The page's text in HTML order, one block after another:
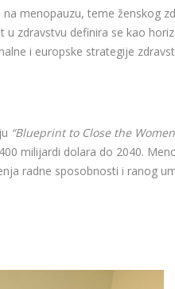
menopauzu, teme ženskog
u zdravstvu definira se kao
i europske strategije
“Blueprint to Close the
milijardi dolara do 2040.
radne sposobnosti i ranog